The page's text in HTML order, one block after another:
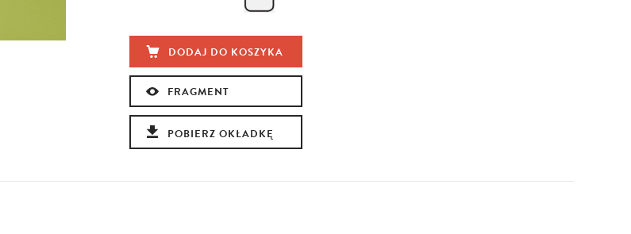
DODAJ DO KOSZYKA
FRAGMENT
POBIERZ OKŁADKĘ